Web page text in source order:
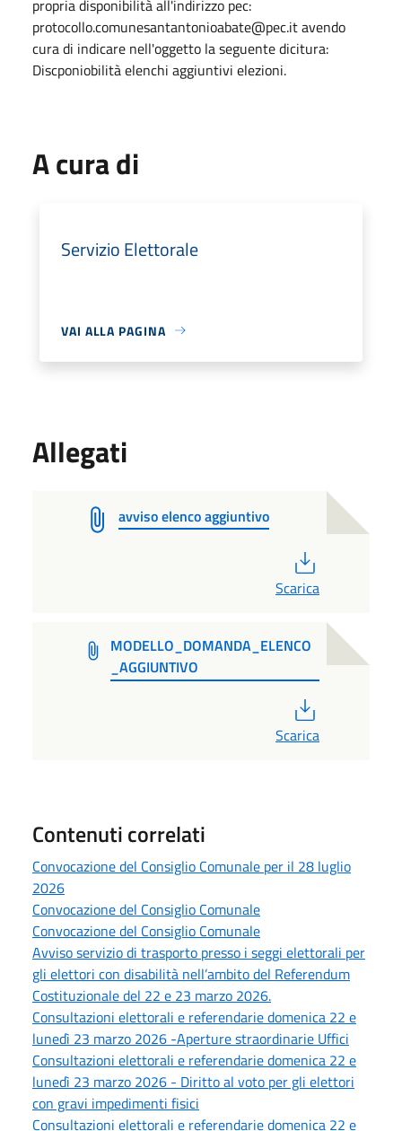
propria disponibilità all'indirizzo pec:
protocollo.comunesantantonioabate@pec.it avendo
cura di indicare nell'oggetto la seguente dicitura:
Discponiobilità elenchi aggiuntivi elezioni.
A cura di
Servizio Elettorale
VAI ALLA PAGINA
Allegati
avviso elenco aggiuntivo
Scarica
MODELLO_DOMANDA_ELENCO
_AGGIUNTIVO
Scarica
Contenuti correlati
Convocazione del Consiglio Comunale per il 28 luglio
2026
Convocazione del Consiglio Comunale
Convocazione del Consiglio Comunale
Avviso servizio di trasporto presso i seggi elettorali per
gli elettori con disabilità nell’ambito del Referendum
Costituzionale del 22 e 23 marzo 2026.
Consultazioni elettorali e referendarie domenica 22 e
lunedì 23 marzo 2026 -Aperture straordinarie Uffici
Consultazioni elettorali e referendarie domenica 22 e
lunedì 23 marzo 2026 - Diritto al voto per gli elettori
con gravi impedimenti fisici
Consultazioni elettorali e referendarie domenica 22 e